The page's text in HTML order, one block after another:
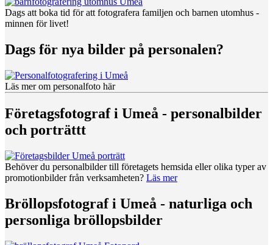
Dags att boka tid för att fotografera familjen och barnen utomhus -
minnen för livet!
Dags för nya bilder på personalen?
Läs mer om personalfoto här
Företagsfotograf i Umeå - personalbilder
och porträttt
Behöver du personalbilder till företagets hemsida eller olika typer av
promotionbilder från verksamheten? Läs mer
Bröllopsfotograf i Umeå - naturliga och
personliga bröllopsbilder